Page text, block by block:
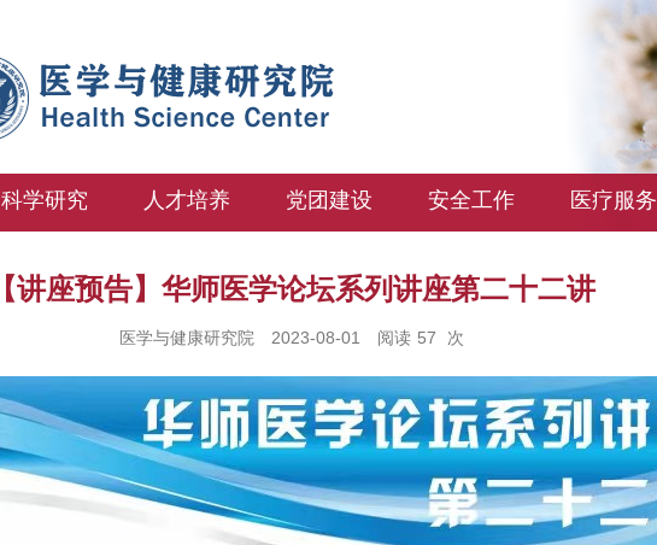
科学研究 人才培养 党团建设 安全工作 医疗服务
【讲座预告】华师医学论坛系列讲座第二十二讲
医学与健康研究院 2023-08-01 阅读 57 次